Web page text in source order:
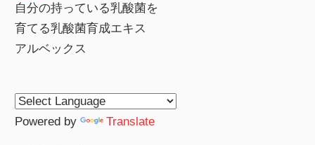
自分の持っている乳酸菌を
育てる乳酸菌育成エキス
アルベックス
Powered by Translate